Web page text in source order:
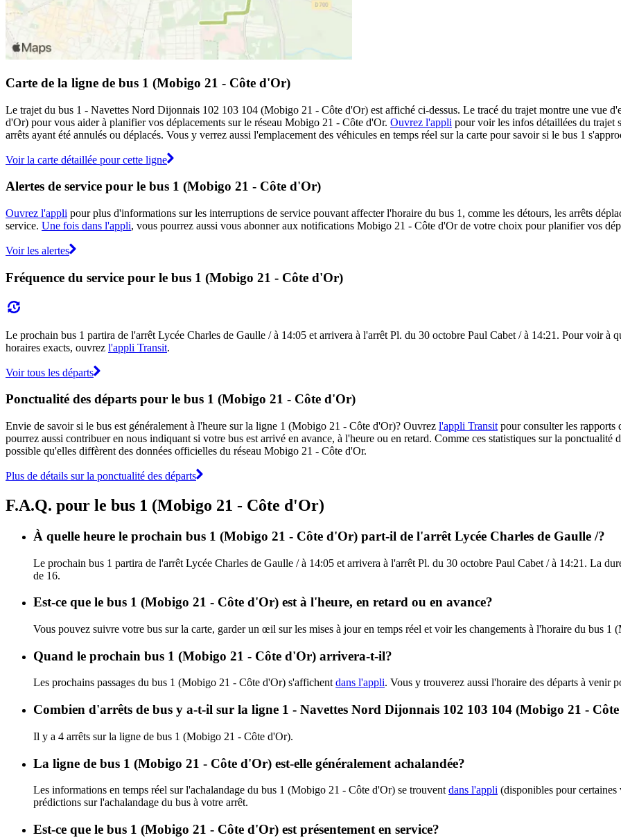
Carte de la ligne de bus 1 (Mobigo 21 - Côte d'Or)
Le trajet du bus 1 - Navettes Nord Dijonnais 102 103 104 (Mobigo 21 - Côte d'Or) est affiché ci-dessus. Le tracé du trajet montre une vue
d'Or) pour vous aider à planifier vos déplacements sur le réseau Mobigo 21 - Côte d'Or. Ouvrez l'appli pour voir les infos détaillées du trajet
arrêts ayant été annulés ou déplacés. Vous y verrez aussi l'emplacement des véhicules en temps réel sur la carte pour savoir si le bus 1
Voir la carte détaillée pour cette ligne
Alertes de service pour le bus 1 (Mobigo 21 - Côte d'Or)
Ouvrez l'appli pour plus d'informations sur les interruptions de service pouvant affecter l'horaire du bus 1, comme les détours, les arrêts
service. Une fois dans l'appli, vous pourrez aussi vous abonner aux notifications Mobigo 21 - Côte d'Or de votre choix pour planifier vos
Voir les alertes
Fréquence du service pour le bus 1 (Mobigo 21 - Côte d'Or)
Le prochain bus 1 partira de l'arrêt Lycée Charles de Gaulle / à 14:05 et arrivera à l'arrêt Pl. du 30 octobre Paul Cabet / à 14:21. Pour voir à
horaires exacts, ouvrez l'appli Transit.
Voir tous les départs
Ponctualité des départs pour le bus 1 (Mobigo 21 - Côte d'Or)
Envie de savoir si le bus est généralement à l'heure sur la ligne 1 (Mobigo 21 - Côte d'Or)? Ouvrez l'appli Transit pour consulter les rapports
pourrez aussi contribuer en nous indiquant si votre bus est arrivé en avance, à l'heure ou en retard. Comme ces statistiques sur la ponctualité
possible qu'elles diffèrent des données officielles du réseau Mobigo 21 - Côte d'Or.
Plus de détails sur la ponctualité des départs
F.A.Q. pour le bus 1 (Mobigo 21 - Côte d'Or)
À quelle heure le prochain bus 1 (Mobigo 21 - Côte d'Or) part-il de l'arrêt Lycée Charles de Gaulle /?
Le prochain bus 1 partira de l'arrêt Lycée Charles de Gaulle / à 14:05 et arrivera à l'arrêt Pl. du 30 octobre Paul Cabet / à 14:21. La
de 16.
Est-ce que le bus 1 (Mobigo 21 - Côte d'Or) est à l'heure, en retard ou en avance?
Vous pouvez suivre votre bus sur la carte, garder un œil sur les mises à jour en temps réel et voir les changements à l'horaire du bus 1
Quand le prochain bus 1 (Mobigo 21 - Côte d'Or) arrivera-t-il?
Les prochains passages du bus 1 (Mobigo 21 - Côte d'Or) s'affichent dans l'appli. Vous y trouverez aussi l'horaire des départs à venir
Combien d'arrêts de bus y a-t-il sur la ligne 1 - Navettes Nord Dijonnais 102 103 104 (Mobigo 21 -
Il y a 4 arrêts sur la ligne de bus 1 (Mobigo 21 - Côte d'Or).
La ligne de bus 1 (Mobigo 21 - Côte d'Or) est-elle généralement achalandée?
Les informations en temps réel sur l'achalandage du bus 1 (Mobigo 21 - Côte d'Or) se trouvent dans l'appli (disponibles pour
prédictions sur l'achalandage du bus à votre arrêt.
Est-ce que le bus 1 (Mobigo 21 - Côte d'Or) est présentement en service?